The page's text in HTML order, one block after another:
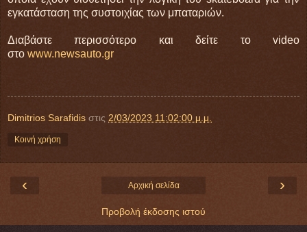
εγκατάσταση της συστοιχίας των μπαταριών.
Διαβάστε περισσότερο και δείτε το video
στο www.newsauto.gr
Dimitrios Sarafidis στις 2/03/2023 11:02:00 μ.μ.
Κοινή χρήση
‹ ›
Αρχική σελίδα
Προβολή έκδοσης ιστού